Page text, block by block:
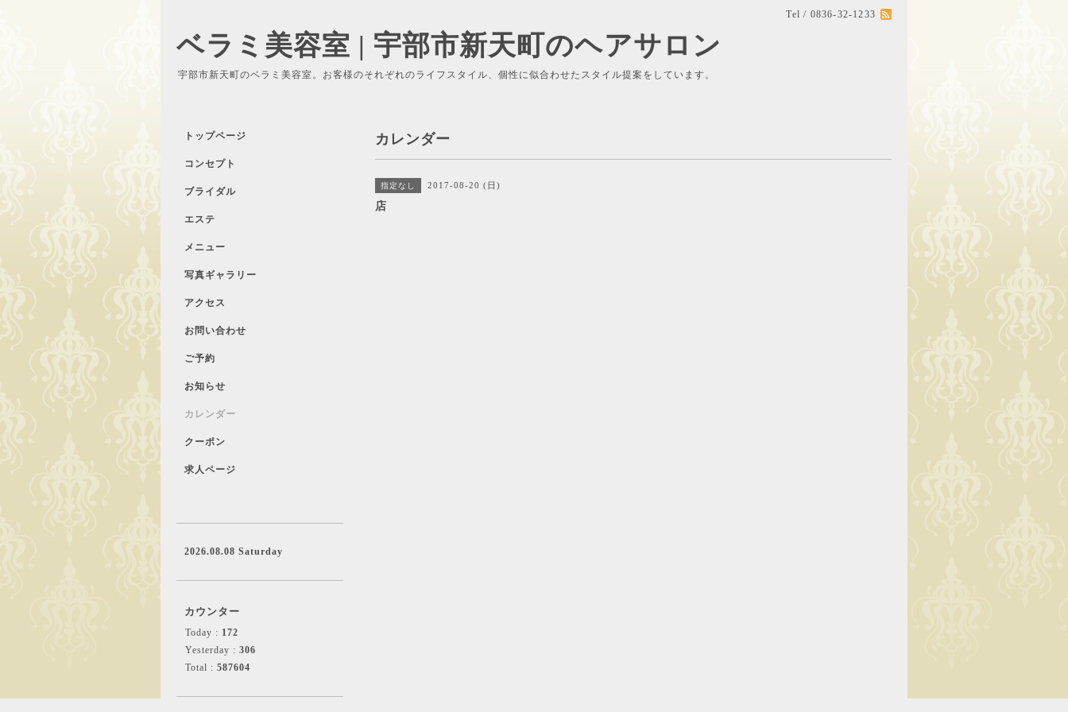
Tel / 0836-32-1233
ベラミ美容室 | 宇部市新天町のヘアサロン
宇部市新天町のベラミ美容室。お客様のそれぞれのライフスタイル、個性に似合わせたスタイル提案をしています。
カレンダー
指定なし 2017-08-20 (日)
店
トップページ
コンセプト
ブライダル
エステ
メニュー
写真ギャラリー
アクセス
お問い合わせ
ご予約
お知らせ
カレンダー
クーポン
求人ページ
2026.08.08 Saturday
カウンター
Today : 172
Yesterday : 306
Total : 587604